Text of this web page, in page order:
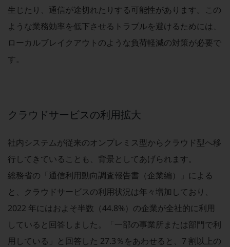
組織
沿革
ニュースルーム
ニュースリリース
お知らせ
社外からの評価実績
サステナビリティTOP
生じたり、通信が途切れたりする可能性があります。この
ような業務効率を低下させるトラブルを避けるためには、
ローカルブレイクアウトのような負荷軽減の対策が必要で
す。
クラウドサービスの利用拡大
社内システムが従来のオンプレミス型からクラウド型へ移
行してきていることも、背景としてあげられます。
総務省の「通信利用動向調査報告書（企業編）」による
と、クラウドサービスの利用状況は年々増加しており、
2022 年にはおよそ半数（44.8%）の企業が全社的に利用
していると回答しました。「一部の事業所または部門で利
用している」と回答した 27.3％をあわせると、7 割以上の